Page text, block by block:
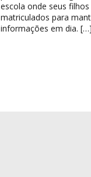
escola onde seus
matriculados para
informações em dia. […]